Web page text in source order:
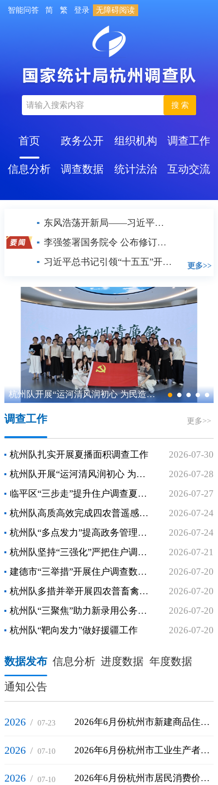
智能问答 简 繁 登录 无障碍阅读
搜 索
首页 政务公开 组织机构 调查工作
信息分析 调查数据 统计法治 互动交流
东风浩荡开新局——习近平经济思想指引中国经济高质量发展行稳致远
李强签署国务院令 公布修订后的《集成电路布图设计保护条例》
习近平总书记引领“十五五”开局之年中国经济破浪前行
更多>>
杭州队开展“运河清风润初心 为民造福显担当”现场教育活动
调查工作 更多>>
杭州队扎实开展夏播面积调查工作
2026-07-30
杭州队开展“运河清风润初心 为民造福显担当”现场教育活动
2026-07-28
临平区“三步走”提升住户调查夏季走访质效
2026-07-27
杭州队高质高效完成四农普遥感测量早稻核查
2026-07-24
杭州队“多点发力”提高政务管理工作质效
2026-07-24
杭州队坚持“三强化”严把住户调查数据质量检查关
2026-07-21
建德市“三举措”开展住户调查数据质量自查
2026-07-20
杭州队多措并举开展四农普畜禽养殖设施实地调查工作
2026-07-20
杭州队“三聚焦”助力新录用公务员成长起航
2026-07-20
杭州队“靶向发力”做好援疆工作
2026-07-20
数据发布 信息分析 进度数据 年度数据
通知公告
2026 / 07-23 2026年6月份杭州市新建商品住宅销售价格环比上涨0.3%
2026 / 07-10 2026年6月份杭州市工业生产者出厂价格同比上涨1.9%
2026 / 07-10 2026年6月份杭州市居民消费价格同比上涨1.4%